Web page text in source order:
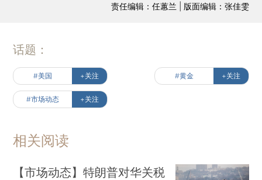
责任编辑：任蕙兰 | 版面编辑：张佳雯
话题：
#美国 +关注 #黄金 +关注
#市场动态 +关注
相关阅读
【市场动态】特朗普对华关税